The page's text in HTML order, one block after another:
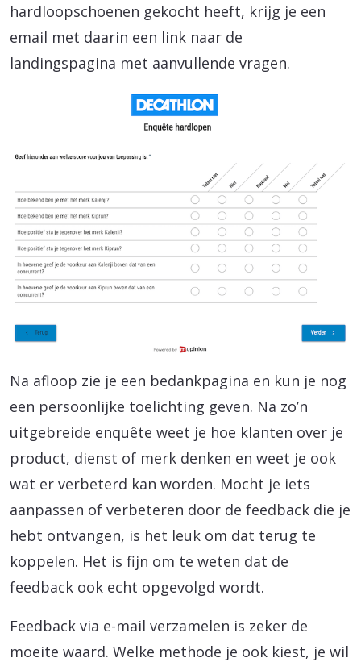
hardloopschoenen gekocht heeft, krijg je een
email met daarin een link naar de
landingspagina met aanvullende vragen.
Na afloop zie je een bedankpagina en kun je nog
een persoonlijke toelichting geven. Na zo’n
uitgebreide enquête weet je hoe klanten over je
product, dienst of merk denken en weet je ook
wat er verbeterd kan worden. Mocht je iets
aanpassen of verbeteren door de feedback die je
hebt ontvangen, is het leuk om dat terug te
koppelen. Het is fijn om te weten dat de
feedback ook echt opgevolgd wordt.
Feedback via e-mail verzamelen is zeker de
moeite waard. Welke methode je ook kiest, je wil